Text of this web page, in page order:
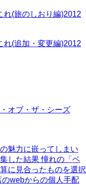
れ(旅のしおり編)2012
れ(追加・変更編)2012
オブ・ザ・シーズ
魅力に嵌ってしまい
した結果 憧れの「ベ
に見合ったものを選択
webからの個人手配